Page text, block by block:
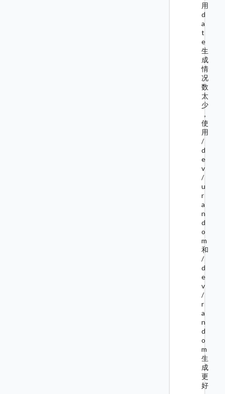
用
d
a
t
e
生
成
情
况
数
太
少
，
使
用
/
d
e
v
/
u
r
a
n
d
o
m
和
/
d
e
v
/
r
a
n
d
o
m
生
成
更
好